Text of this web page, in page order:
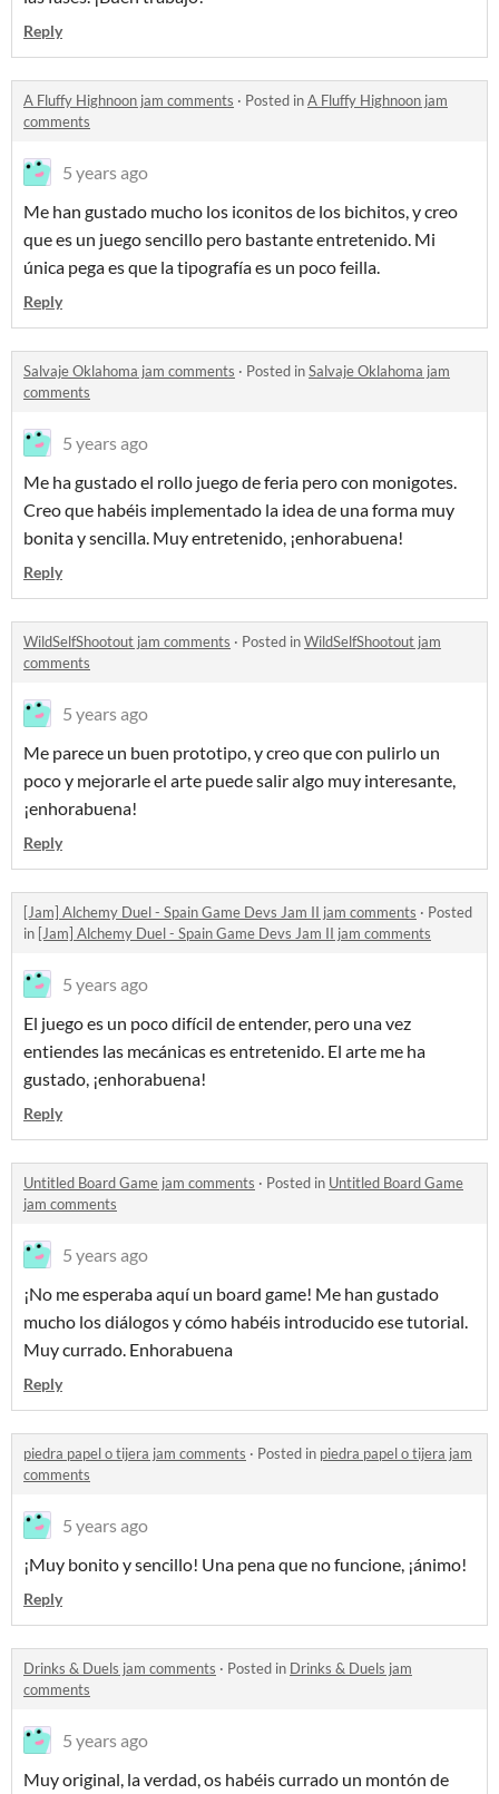
Reply
A Fluffy Highnoon jam comments · Posted inA Fluffy Highnoon jam
comments
5 years ago
Me han gustado mucho los iconitos de los bichitos, y creo
que es un juego sencillo pero bastante entretenido. Mi
única pega es que la tipografía es un poco feilla.
Reply
Salvaje Oklahoma jam comments · Posted inSalvaje Oklahoma jam
comments
5 years ago
Me ha gustado el rollo juego de feria pero con monigotes.
Creo que habéis implementado la idea de una forma muy
bonita y sencilla. Muy entretenido, ¡enhorabuena!
Reply
WildSelfShootout jam comments · Posted inWildSelfShootout jam
comments
5 years ago
Me parece un buen prototipo, y creo que con pulirlo un
poco y mejorarle el arte puede salir algo muy interesante,
¡enhorabuena!
Reply
[Jam] Alchemy Duel - Spain Game Devs Jam II jam comments · Posted
in [Jam] Alchemy Duel - Spain Game Devs Jam II jam comments
5 years ago
El juego es un poco difícil de entender, pero una vez
entiendes las mecánicas es entretenido. El arte me ha
gustado, ¡enhorabuena!
Reply
Untitled Board Game jam comments · Posted in Untitled Board Game
jam comments
5 years ago
¡No me esperaba aquí un board game! Me han gustado
mucho los diálogos y cómo habéis introducido ese tutorial.
Muy currado. Enhorabuena
Reply
piedra papel o tijera jam comments · Posted in piedra papel o tijera jam
comments
5 years ago
¡Muy bonito y sencillo! Una pena que no funcione, ¡ánimo!
Reply
Drinks & Duels jam comments · Posted in Drinks & Duels jam
comments
5 years ago
Muy original, la verdad, os habéis currado un montón de